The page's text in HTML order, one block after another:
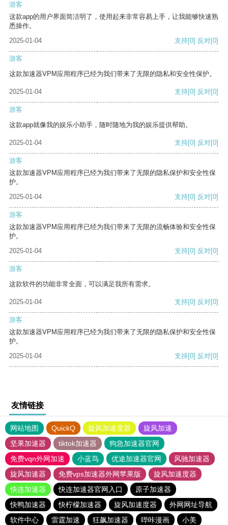
游客
这款app的用户界面简洁明了，使用起来非常容易上手，让我能够快速熟
悉操作。
2025-01-04
支持[0] 反对[0]
游客
这款加速器VPM应用程序已经为我们带来了无限的隐私和安全性保护。
2025-01-04 支持[0] 反对[0]
游客
这款app就像我的娱乐小助手，随时随地为我的娱乐提供帮助。
2025-01-04 支持[0] 反对[0]
游客
这款加速器VPM应用程序已经为我们带来了无限的隐私保护和安全性保
护。
2025-01-04
支持[0] 反对[0]
游客
这款加速器VPM应用程序已经为我们带来了无限的流畅体验和安全性保
护。
2025-01-04
支持[0] 反对[0]
游客
这款软件的功能非常全面，可以满足我所有需求。
2025-01-04 支持[0] 反对[0]
游客
这款加速器VPM应用程序已经为我们带来了无限的隐私保护和安全性保
护。
2025-01-04
支持[0] 反对[0]
友情链接
网站地图 QuickQ 旋风加速度器
旋风加速
坚果加速器
tiktok加速器
狗急加速器官网
免费vqn外网加速
小蓝鸟 优途加速器官网
风驰加速器
旋风加速器
免费vps加速器外网苹果版
旋风加速度器
快连加速器
快连加速器官网入口
原子加速器
快鸭加速器
快柠檬加速器 旋风加速度器
外网网址导航
软件中心
雷霆加速 狂飙加速器 哔咔漫画
小美